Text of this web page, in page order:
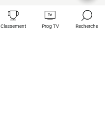
Classement Prog TV Recherche